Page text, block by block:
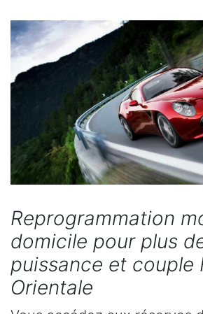
Reprogrammation
domicile pour plus
puissance et couple
Orientale